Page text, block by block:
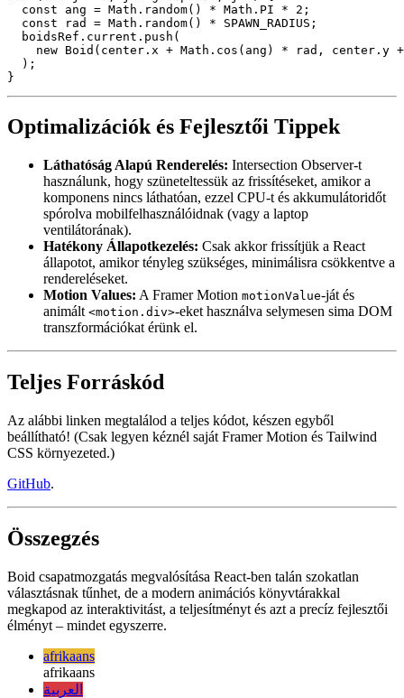
afrikaans
afrikaans
العربية
deutsch
ελληνικά
english
esperanto
esperanto
español
español
français
français
עברית
עברית
हिन्दी
हिन्दी
magyar
magyar
italiano
日本語
한국어
한국어
русский
русский
türkçe
yiddish
Categories